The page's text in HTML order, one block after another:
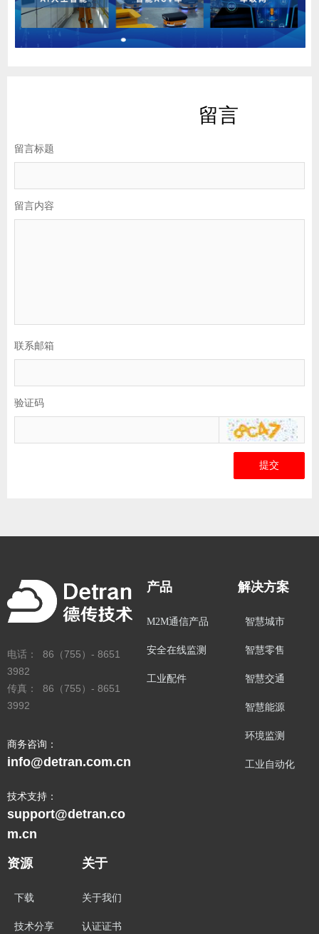
留言
留言标题
留言内容
联系邮箱
验证码
提交
电话： 86（755）- 8651
3982
传真： 86（755）- 8651
3992
商务咨询：
info@detran.com.cn
技术支持：
support@detran.co
m.cn
产品
M2M通信产品
安全在线监测
工业配件
智慧城市
智慧零售
智慧交通
智慧能源
环境监测
工业自动化
解决方案
资源
下载
技术分享
关于
关于我们
认证证书